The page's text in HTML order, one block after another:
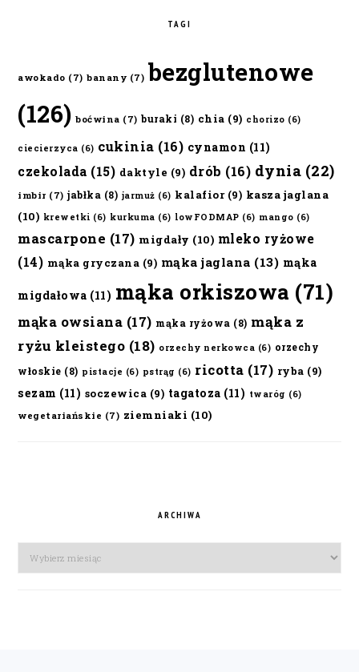
TAGI
awokado (7) banany (7) bezglutenowe
(126) boćwina (7) buraki (8) chia (9) chorizo (6)
ciecierzyca (6) cukinia (16) cynamon (11)
czekolada (15) daktyle (9) drób (16) dynia (22)
imbir (7) jabłka (8) jarmuż (6) kalafior(9) kasza jaglana
(10) krewetki (6) kurkuma (6) lowFODMAP (6) mango (6)
mascarpone (17) migdały (10) mleko ryżowe
(14) mąka gryczana (9) mąka jaglana (13) mąka
migdałowa (11) mąka orkiszowa (71)
mąka owsiana (17) mąka ryżowa (8) mąka z
ryżu kleistego (18) orzechy nerkowca (6) orzechy
włoskie (8) pistacje (6) pstrąg (6) ricotta (17) ryba (9)
sezam (11) soczewica (9) tagatoza (11) twaróg (6)
wegetariańskie (7) ziemniaki (10)
ARCHIWA
Archiwa